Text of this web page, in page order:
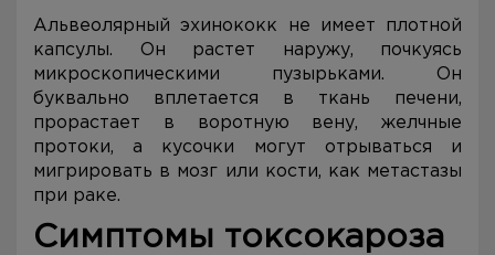
Альвеолярный эхинококк не имеет плотной
капсулы. Он растет наружу, почкуясь
микроскопическими пузырьками. Он
буквально вплетается в ткань печени,
прорастает в воротную вену, желчные
протоки, а кусочки могут отрываться и
мигрировать в мозг или кости, как метастазы
при раке.
Симптомы токсокароза